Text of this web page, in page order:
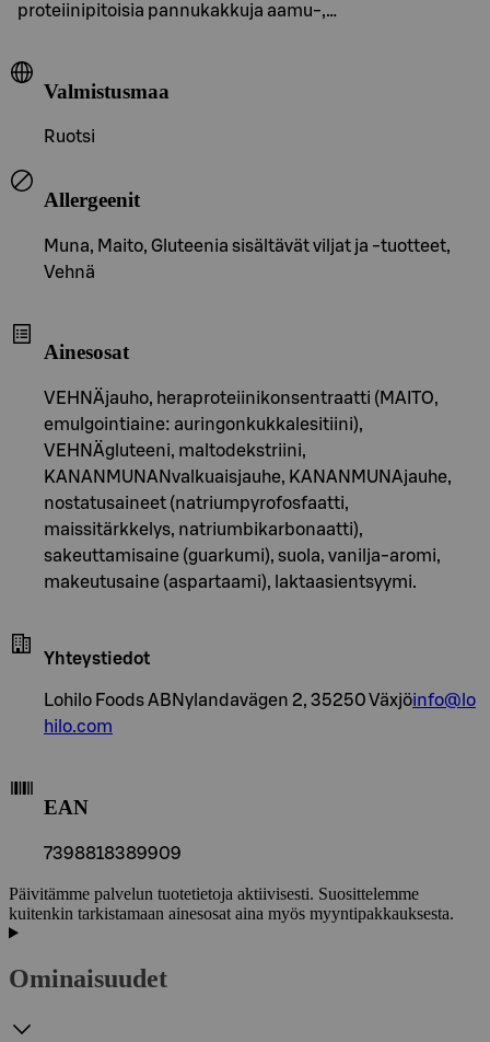
proteiinipitoisia pannukakkuja aamu-,…
Valmistusmaa
Ruotsi
Allergeenit
Muna, Maito, Gluteenia sisältävät viljat ja -tuotteet,
Vehnä
Ainesosat
VEHNÄjauho, heraproteiinikonsentraatti (MAITO,
emulgointiaine: auringonkukkalesitiini),
VEHNÄgluteeni, maltodekstriini,
KANANMUNANvalkuaisjauhe, KANANMUNAjauhe,
nostatusaineet (natriumpyrofosfaatti,
maissitärkkelys, natriumbikarbonaatti),
sakeuttamisaine (guarkumi), suola, vanilja-aromi,
makeutusaine (aspartaami), laktaasientsyymi.
Yhteystiedot
Lohilo Foods ABNylandavägen 2, 35250 Växjöinfo@lo
hilo.com
EAN
7398818389909
Päivitämme palvelun tuotetietoja aktiivisesti. Suosittelemme
kuitenkin tarkistamaan ainesosat aina myös myyntipakkauksesta.
Ominaisuudet